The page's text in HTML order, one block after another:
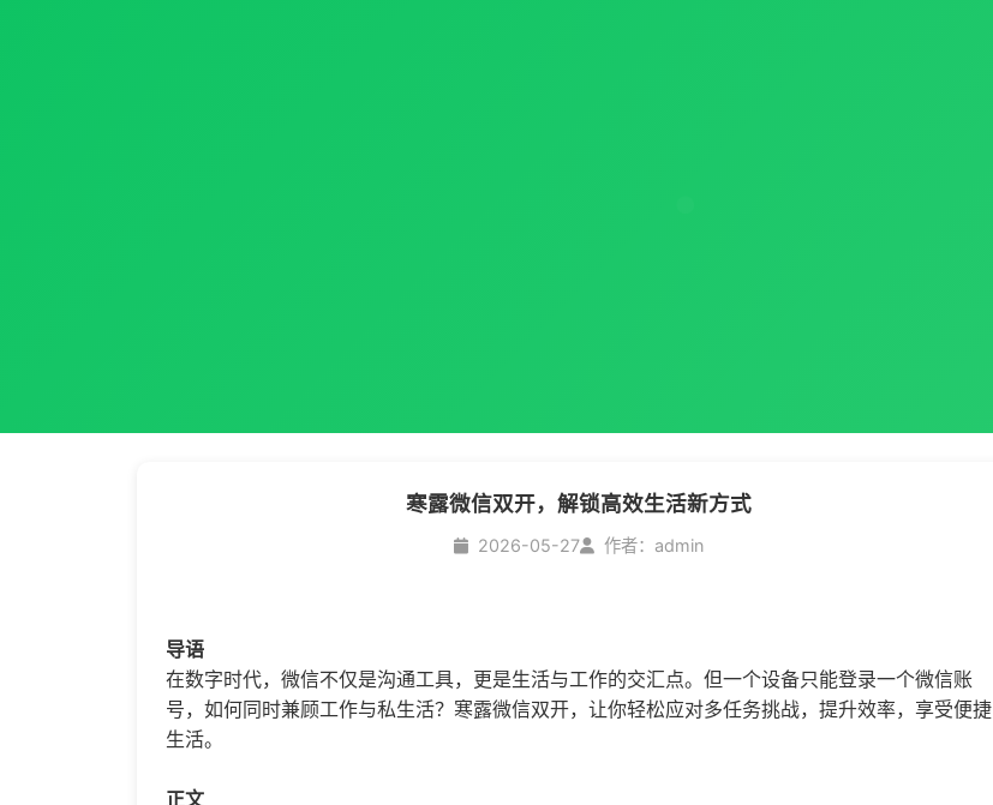
寒露微信双开，解锁高效生活新方式
2026-05-27 作者：admin
导语
在数字时代，微信不仅是沟通工具，更是生活与工作的交汇点。但一个设备只能登录一个微信账
号，如何同时兼顾工作与私生活？寒露微信双开，让你轻松应对多任务挑战，提升效率，享受便捷
生活。
正文